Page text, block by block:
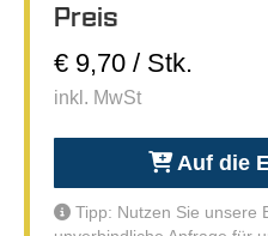
Preis
€ 9,70 / Stk.
inkl. MwSt
Auf die
Tipp: Nutzen Sie unsere